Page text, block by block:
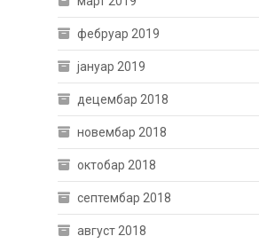
фебруар 2019
јануар 2019
децембар 2018
новембар 2018
октобар 2018
септембар 2018
август 2018